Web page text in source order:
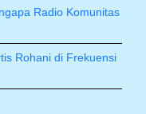
Radio Komunitas
Rohani di Frekuensi